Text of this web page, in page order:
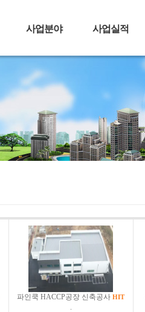
사업분야 사업실적
파인쿡 HACCP공장 신축공사 HIT
.